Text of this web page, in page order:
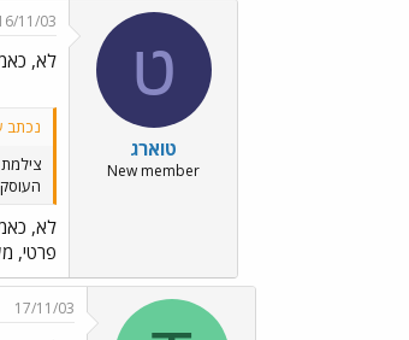
ט
טוארג
New member
11/03
לא,
נכתב ע"י
לא,
פרטי,
17/11/03